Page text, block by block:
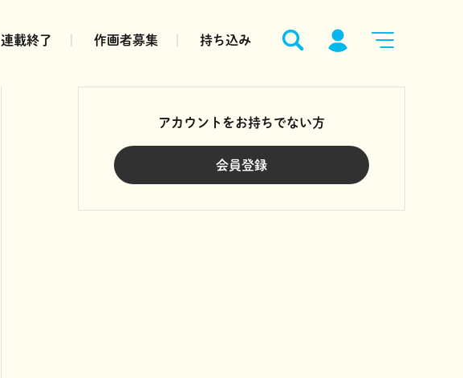
連載終了 作画者募集 持ち込み
アカウントをお持ちでない方
会員登録